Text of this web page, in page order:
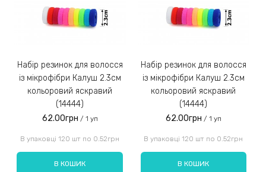
Замовлення післяплатою не надсилаємо!
Введіть код, вказаний на зображенні:
Набір резинок для волосся
із мікрофібри Калуш 2.3см
кольоровий яскравий
(14444)
62.00грн / 1 уп
В упаковці 120 шт по 0.52грн
В КОШИК
Набір резинок для волосся
із мікрофібри Калуш 2.3см
кольоровий яскравий
(14444)
62.00грн / 1 уп
В упаковці 120 шт по 0.52грн
В КОШИК